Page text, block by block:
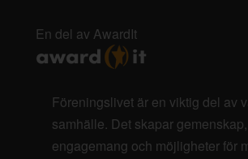
En del av AwardIt
Föreningslivet är en viktig del av
samhälle. Det skapar gemenskap,
engagemang och möjligheter för